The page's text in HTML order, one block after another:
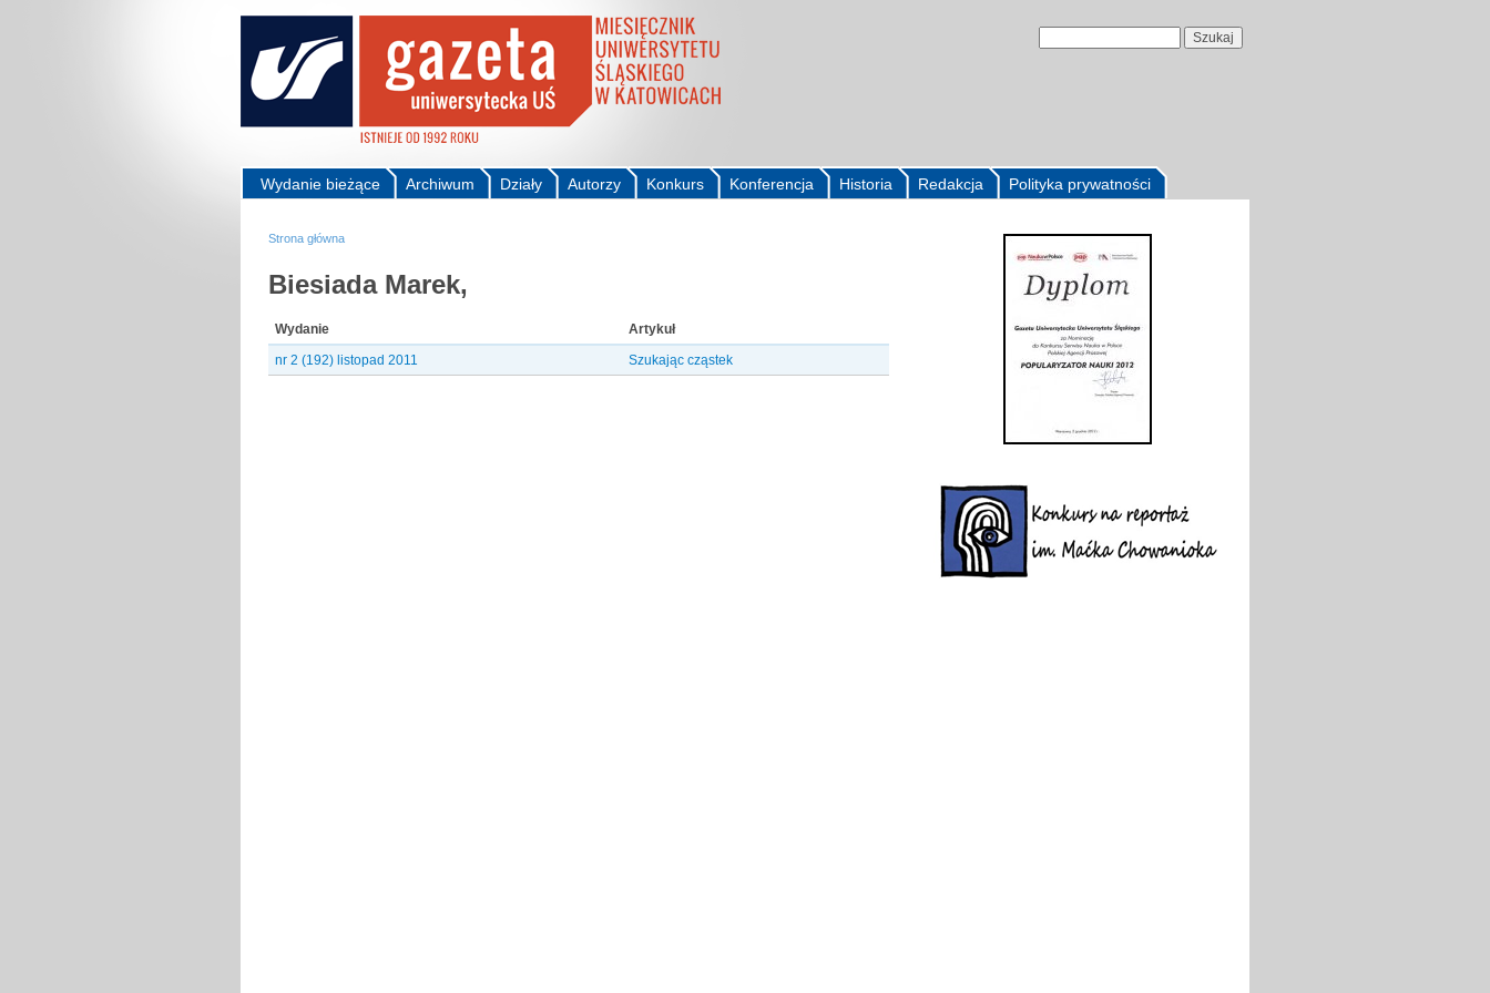
Polityka prywatności
Redakcja
Historia
Konferencja
Konkurs
Autorzy
Działy
Archiwum
Wydanie bieżące
Strona główna
Biesiada Marek,
Wydanie
Artykuł
nr 2 (192) listopad 2011
Szukając cząstek